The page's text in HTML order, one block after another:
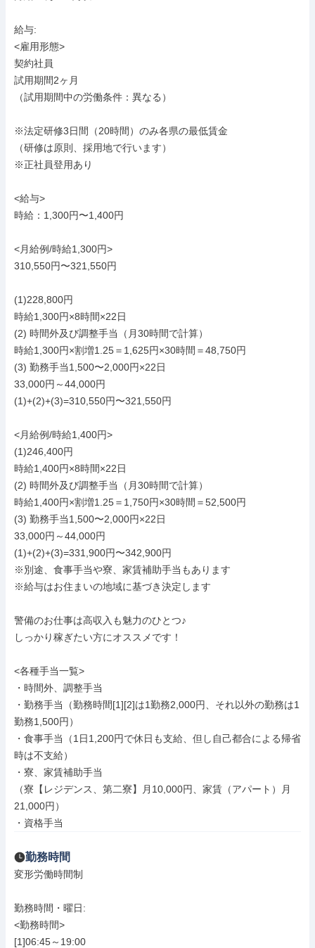
給与:
<雇用形態>
契約社員
試用期間2ヶ月
（試用期間中の労働条件：異なる）
※法定研修3日間（20時間）のみ各県の最低賃金
（研修は原則、採用地で行います）
※正社員登用あり
<給与>
時給：1,300円〜1,400円
<月給例/時給1,300円>
310,550円〜321,550円
(1)228,800円
時給1,300円×8時間×22日
(2) 時間外及び調整手当（月30時間で計算）
時給1,300円×割増1.25＝1,625円×30時間＝48,750円
(3) 勤務手当1,500〜2,000円×22日
33,000円～44,000円
(1)+(2)+(3)=310,550円〜321,550円
<月給例/時給1,400円>
(1)246,400円
時給1,400円×8時間×22日
(2) 時間外及び調整手当（月30時間で計算）
時給1,400円×割増1.25＝1,750円×30時間＝52,500円
(3) 勤務手当1,500〜2,000円×22日
33,000円～44,000円
(1)+(2)+(3)=331,900円〜342,900円
※別途、食事手当や寮、家賃補助手当もあります
※給与はお住まいの地域に基づき決定します
警備のお仕事は高収入も魅力のひとつ♪
しっかり稼ぎたい方にオススメです！
<各種手当一覧>
・時間外、調整手当
・勤務手当（勤務時間[1][2]は1勤務2,000円、それ以外の勤務は1
勤務1,500円）
・食事手当（1日1,200円で休日も支給、但し自己都合による帰省
時は不支給）
・寮、家賃補助手当
（寮【レジデンス、第二寮】月10,000円、家賃（アパート）月
21,000円）
・資格手当
勤務時間
変形労働時間制
勤務時間・曜日:
<勤務時間>
[1]06:45～19:00